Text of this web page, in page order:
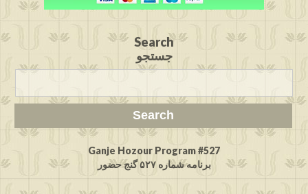
Search
جستجو
Ganje Hozour Program #527
برنامه شماره ۵۲۷ گنج حضور